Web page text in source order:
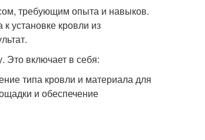
требующим опыта и навыков.
установке кровли из
Это включает в себя:
типа кровли и материала для
и обеспечение